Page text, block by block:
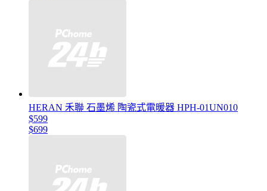
HERAN 禾聯 石墨烯 陶瓷式電暖器 HPH-01UN010
$599
$699